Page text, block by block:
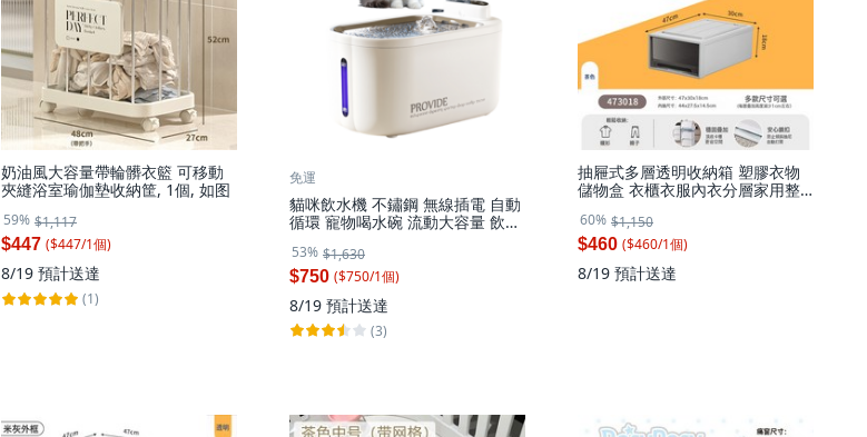
奶油風大容量帶輪髒衣籃 可移動
夾縫浴室瑜伽墊收納筐, 1個, 如图
59% $1,117
$447 ($447/1個)
8/19 預計送達
(1)
免運
貓咪飲水機 不鏽鋼 無線插電 自動
循環 寵物喝水碗 流動大容量 飲水
5200毫安【90天長續航 不鏽鋼托
盤:寵物飲水機
53% $1,630
$750 ($750/1個)
8/19 預計送達
(3)
抽屜式多層透明收納箱 塑膠衣物
儲物盒 衣櫃衣服內衣分層家用整
25L【47*30*18cm】:1個裝【米
灰·透明抽屜】
60% $1,150
$460 ($460/1個)
8/19 預計送達